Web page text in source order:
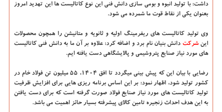
داشت: با تولید انبوه و بومی سازی دانش فنی این نوع كاتالیست ها این تهدید امروز
بعنوان یكی از نقاط قوت ما شمرده می شود.
وی تولید كاتالیست های ریفرمینگ اولیه و ثانویه و متانیشن را همچون محصولات
اینشركت دانش بنیان نام برد و اضافه كرد: علاوه بر آن ما به دانش فنی كاتالیست
های مورد نیاز صنایع پتروشیمی و پالایشگاهی دست یافته ایم.
رضایی با بیان این كه پیش بینی میگردد تا افق ۱۴۰۴، ۵۵ میلیون تن فولاد خام در
كشور تولید شود، اظهار نمود: بر این اساس برنامه ریزی هایی برای افزایش ظرفیت
تولید كاتالیست های مورد نیاز صنایع فولاد صورت گرفته است كه برای دست یافتن
به این هدف احداث زنجیره تامین كالای پیشرفته بسیار حائز اهمیت می باشد.